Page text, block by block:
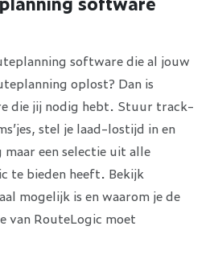
software die al jouw
oplost? Dan is
die jij nodig hebt. Stuur track-
stel je laad-lostijd in en
een selectie uit alle
te bieden heeft. Bekijk
mogelijk is en waarom je de
van RouteLogic moet